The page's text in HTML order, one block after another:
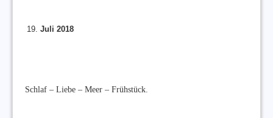
Juli 2018
Schlaf – Liebe – Meer – Frühstück.